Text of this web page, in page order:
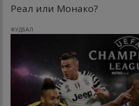
Реал или Монако?
ФУДБАЛ